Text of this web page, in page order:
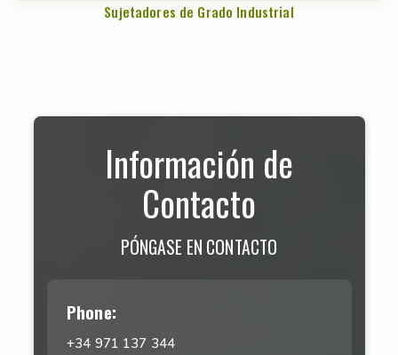
Sujetadores de Grado Industrial
Información de
Contacto
PÓNGASE EN CONTACTO
Phone:
+34 971 137 344